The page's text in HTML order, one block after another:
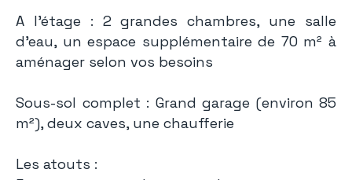
A l'étage : 2 grandes chambres, une salle
d’eau, un espace supplémentaire de 70 m² à
aménager selon vos besoins
Sous-sol complet : Grand garage (environ 85
m²), deux caves, une chaufferie
Les atouts :